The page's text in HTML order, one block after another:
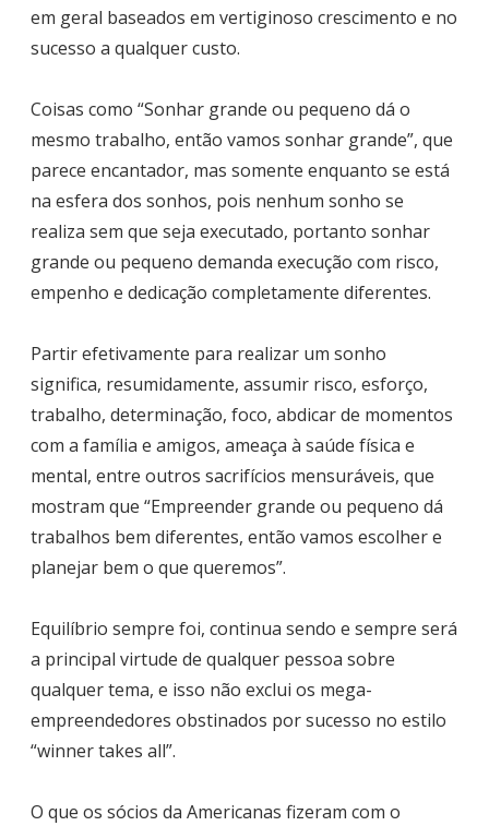
em geral baseados em vertiginoso crescimento e no
sucesso a qualquer custo.
Coisas como “Sonhar grande ou pequeno dá o
mesmo trabalho, então vamos sonhar grande”, que
parece encantador, mas somente enquanto se está
na esfera dos sonhos, pois nenhum sonho se
realiza sem que seja executado, portanto sonhar
grande ou pequeno demanda execução com risco,
empenho e dedicação completamente diferentes.
Partir efetivamente para realizar um sonho
significa, resumidamente, assumir risco, esforço,
trabalho, determinação, foco, abdicar de momentos
com a família e amigos, ameaça à saúde física e
mental, entre outros sacrifícios mensuráveis, que
mostram que “Empreender grande ou pequeno dá
trabalhos bem diferentes, então vamos escolher e
planejar bem o que queremos”.
Equilíbrio sempre foi, continua sendo e sempre será
a principal virtude de qualquer pessoa sobre
qualquer tema, e isso não exclui os mega-
empreendedores obstinados por sucesso no estilo
“winner takes all”.
O que os sócios da Americanas fizeram com o